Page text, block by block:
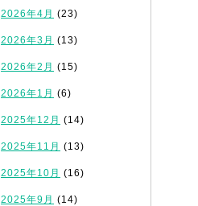
2026年4月 (23)
2026年3月 (13)
2026年2月 (15)
2026年1月 (6)
2025年12月 (14)
2025年11月 (13)
2025年10月 (16)
2025年9月 (14)